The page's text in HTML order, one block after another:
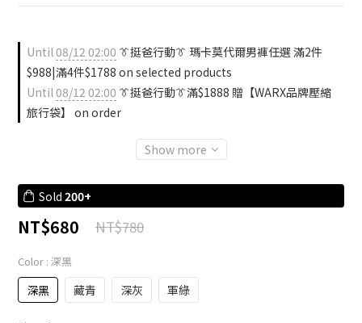
Until08/12 02:00 👔挺爸行動👔 瑪卡莫代爾男褲任選 滿2件
$988|滿4件$1788 on selected products
Until08/12 02:00 👔挺爸行動👔滿$1888 贈【WARX品牌壓縮
旅行袋】 on order
Show more
Sold 200+
NT$680 NT$780
Color : 深黑
深黑 藏青 深灰 軍綠